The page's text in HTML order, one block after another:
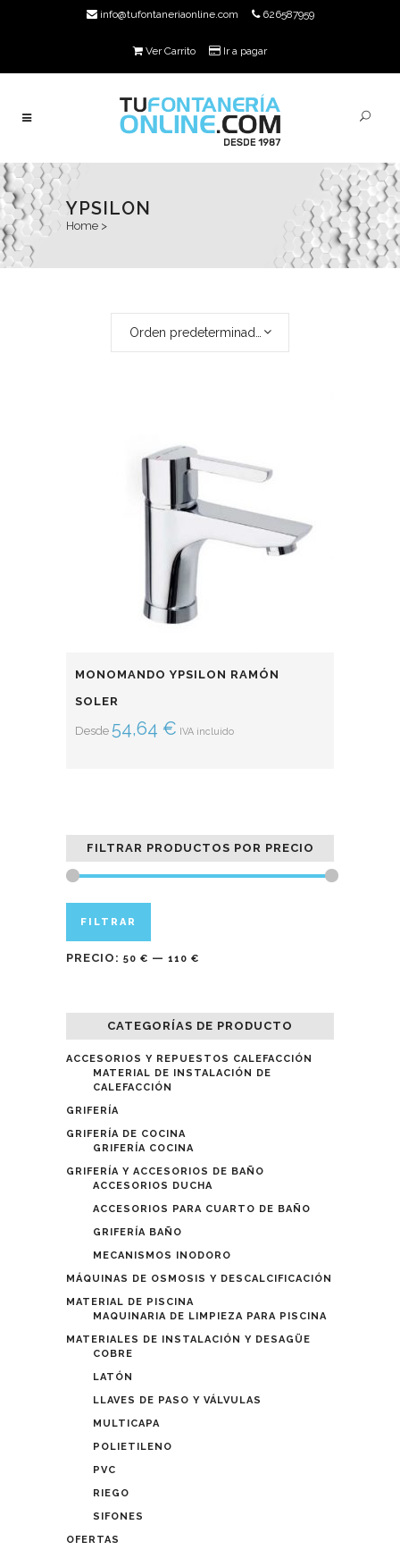
info@tufontaneriaonline.com 626587959
Ver Carrito Ir a pagar
YPSILON
Home >
MONOMANDO YPSILON RAMÓN
SOLER
Desde 54,64 € IVA incluido
FILTRAR PRODUCTOS POR PRECIO
FILTRAR
PRECIO: 50 € — 110 €
CATEGORÍAS DE PRODUCTO
ACCESORIOS Y REPUESTOS CALEFACCIÓN
MATERIAL DE INSTALACIÓN DE
CALEFACCIÓN
GRIFERÍA
GRIFERÍA DE COCINA
GRIFERÍA COCINA
GRIFERÍA Y ACCESORIOS DE BAÑO
ACCESORIOS DUCHA
ACCESORIOS PARA CUARTO DE BAÑO
GRIFERÍA BAÑO
MECANISMOS INODORO
MÁQUINAS DE OSMOSIS Y DESCALCIFICACIÓN
MATERIAL DE PISCINA
MAQUINARIA DE LIMPIEZA PARA PISCINA
MATERIALES DE INSTALACIÓN Y DESAGÜE
COBRE
LATÓN
LLAVES DE PASO Y VÁLVULAS
MULTICAPA
POLIETILENO
PVC
RIEGO
SIFONES
OFERTAS